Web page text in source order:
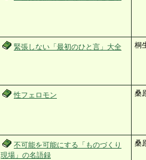
緊張しない「最初のひと言」大全 桐
性フェロモン 桑
不可能を可能にする「ものづくり
現場」の名語録
桑